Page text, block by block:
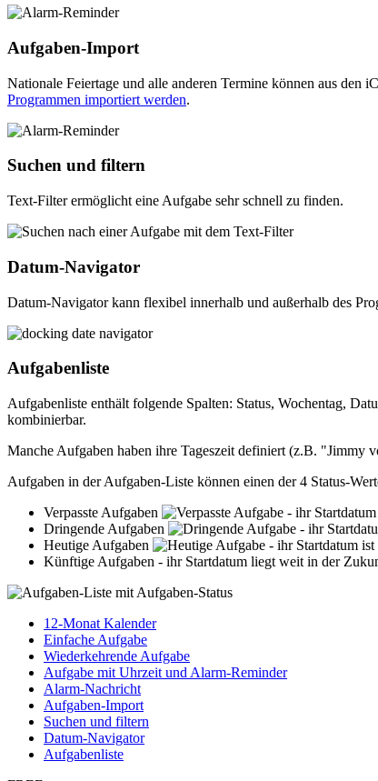
Aufgaben-Import
Nationale Feiertage und alle anderen Termine können aus den
Programmen importiert werden.
Suchen und filtern
Text-Filter ermöglicht eine Aufgabe sehr schnell zu finden.
Datum-Navigator
Datum-Navigator kann flexibel innerhalb und außerhalb des
Aufgabenliste
Aufgabenliste enthält folgende Spalten: Status, Wochentag,
kombinierbar.
Manche Aufgaben haben ihre Tageszeit definiert (z.B. "Jimmy
Aufgaben in der Aufgaben-Liste können einen der 4 Status-
Verpasste Aufgaben
- ihr
Dringende Aufgaben
- ihr
Heutige Aufgaben
- ihr Startdatum ist
Künftige Aufgaben - ihr Startdatum liegt weit in der
12-Monat Kalender
Einfache Aufgabe
Wiederkehrende Aufgabe
Aufgabe mit Uhrzeit und Alarm-Reminder
Alarm-Nachricht
Aufgaben-Import
Suchen und filtern
Datum-Navigator
Aufgabenliste